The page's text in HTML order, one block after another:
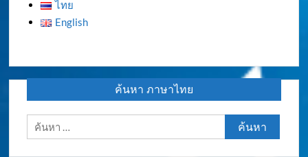
ไทย
English
ค้นหา ภาษาไทย
ค้นหา
สำหรับ: